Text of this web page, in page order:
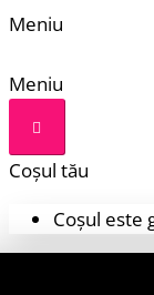
Meniu
Meniu
Coșul tău
Coșul este